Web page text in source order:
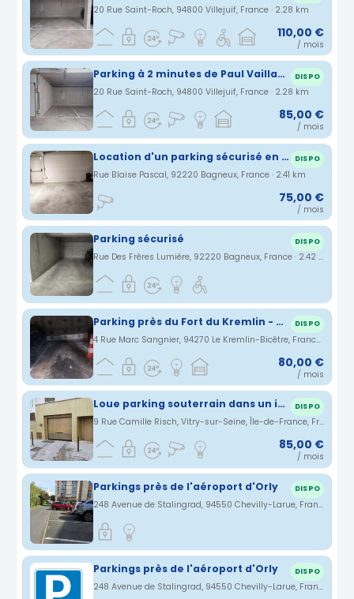
20 Rue Saint-Roch, 94800 Villejuif, France · 2.28 km
110,00 €
/ mois
Parking à 2 minutes de Paul Vaillant Couturier (ligne 7) DISPO
20 Rue Saint-Roch, 94800 Villejuif, France · 2.28 km
85,00 €
/ mois
Location d'un parking sécurisé en s/s sol DISPO
Rue Blaise Pascal, 92220 Bagneux, France · 2.41 km
75,00 €
/ mois
Parking sécurisé DISPO
Rue Des Frères Lumière, 92220 Bagneux, France · 2.42 km
Parking près du Fort du Kremlin - Bicêtre DISPO
4 Rue Marc Sangnier, 94270 Le Kremlin-Bicêtre, France · 2.43 km
80,00 €
/ mois
Loue parking souterrain dans un immeuble récent datant d'octobre 2015. DISPO
9 Rue Camille Risch, Vitry-sur-Seine, Île-de-France, France · 2.47 km
85,00 €
/ mois
Parkings près de l'aéroport d'Orly DISPO
248 Avenue de Stalingrad, 94550 Chevilly-Larue, France · 2.52 km
Parkings près de l'aéroport d'Orly DISPO
248 Avenue de Stalingrad, 94550 Chevilly-Larue, France · 2.52 km